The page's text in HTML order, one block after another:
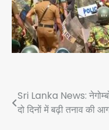
Post
navigation
Sri Lanka News:
दो दिनों में बढ़ी तनाव की
एंटी-
माल
समेत